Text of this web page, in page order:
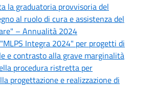
la graduatoria provvisoria del
al ruolo di cura e assistenza del
– Annualità 2024
Integra 2024" per progetti di
e contrasto alla grave marginalità
procedura ristretta per
progettazione e realizzazione di